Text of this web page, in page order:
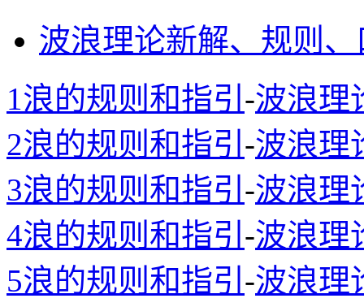
波浪理论新解、规则
1浪的规则和指引 -波浪理
2浪的规则和指引 -波浪理
3浪的规则和指引 -波浪理
4浪的规则和指引 -波浪理
5浪的规则和指引 -波浪理